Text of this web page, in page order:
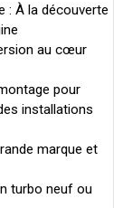
: À la découverte
au cœur
pour
installations
marque et
turbo neuf ou